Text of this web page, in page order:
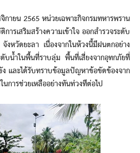
น 2565 หน่วยเฉพาะกิจกรมทหารพราน
รเสริมสร้างความเข้าใจ ออกสำรวจระดับ
หวัดยะลา เนื่องจากในห้วงนี้มีฝนตกอย่าง
บน้ำในพื้นที่ราบลุ่ม พื้นที่เสี่ยงจากอุทกภัยที่
และได้รับทราบข้อมูลปัญหาข้อขัดข้องจาก
การช่วยเหลืออย่างทันท่วงทีต่อไป